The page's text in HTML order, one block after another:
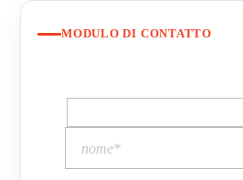
MODULO DI CONTATTO